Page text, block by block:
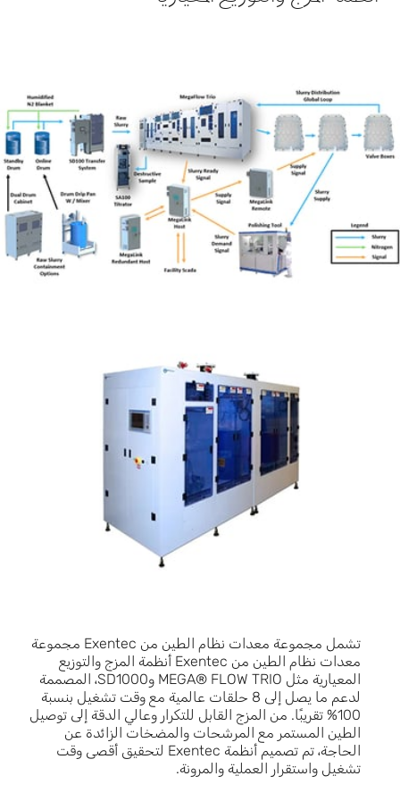
تشمل مجموعة معدات نظام الطين من Exentec مجموعة
معدات نظام الطين من Exentec أنظمة المزج والتوزيع
المعيارية مثل MEGA® FLOW TRIO وSD1000، المصممة
لدعم ما يصل إلى 8 حلقات عالمية مع وقت تشغيل بنسبة
100% تقريبًا. من المزج القابل للتكرار وعالي الدقة إلى توصيل
الطين المستمر مع المرشحات والمضخات الزائدة عن
الحاجة، تم تصميم أنظمة Exentec لتحقيق أقصى وقت
تشغيل واستقرار العملية والمرونة.